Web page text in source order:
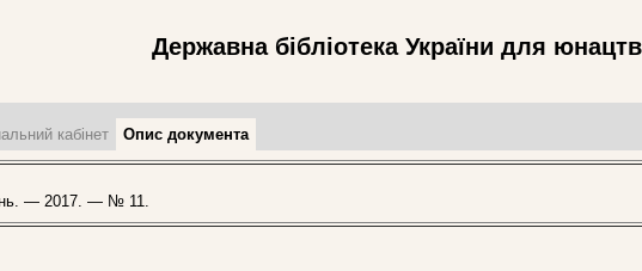
Державна бібліотека України для
кабінет Опис документа
— 2017. — № 11.